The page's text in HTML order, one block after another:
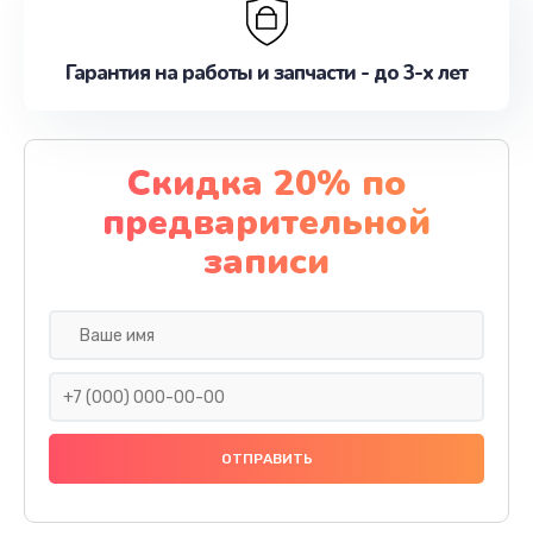
Гарантия на работы и запчасти - до 3-х лет
Скидка 20% по
предварительной
записи